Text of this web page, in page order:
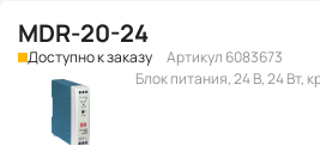
MDR-20-24
Доступно к заказу
Артикул 6083673
Блок питания, 24 В, 24 Вт,